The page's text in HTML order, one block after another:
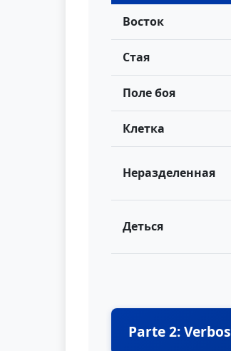
Восток
Стая
Поле боя
Клетка
Неразделенная
Деться
Parte 2: